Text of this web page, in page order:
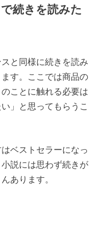
続きを読みた
と同様に続きを読み
す。ここでは商品の
ことに触れる必要は
」と思ってもらうこ
ベストセラーになっ
説には思わず続きが
あります。